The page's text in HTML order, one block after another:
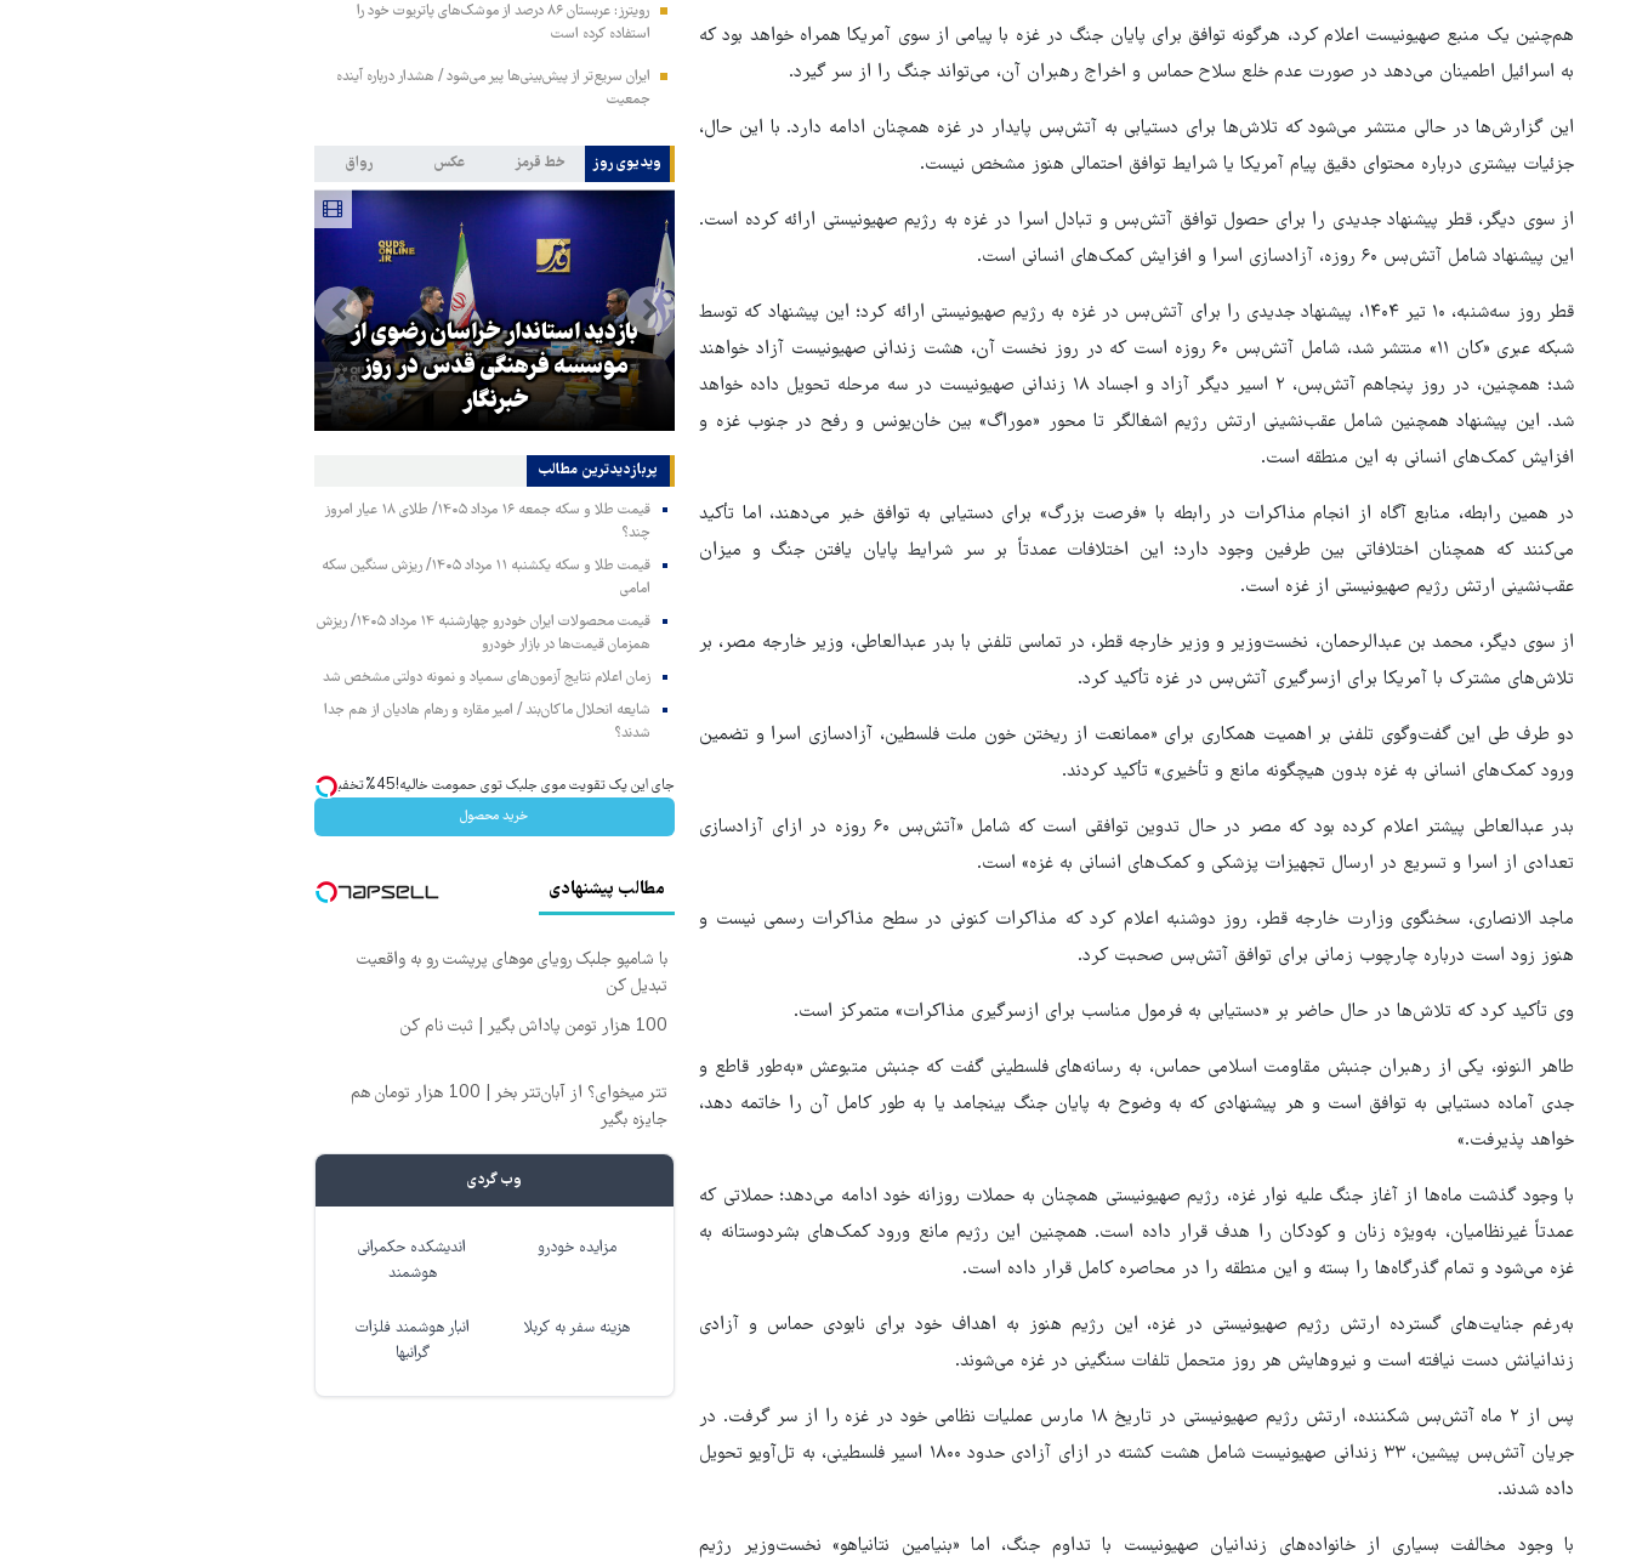
هم‌چنین یک منبع صهیونیست اعلام کرد، هرگونه توافق برای پایان جنگ در غزه با پیامی از سوی آمریکا همراه خواهد بود که
به اسرائیل اطمینان می‌دهد در صورت عدم خلع سلاح حماس و اخراج رهبران آن، می‌تواند جنگ را از سر گیرد.
این گزارش‌ها در حالی منتشر می‌شود که تلاش‌ها برای دستیابی به آتش‌بس پایدار در غزه همچنان ادامه دارد. با این حال،
جزئیات بیشتری درباره محتوای دقیق پیام آمریکا یا شرایط توافق احتمالی هنوز مشخص نیست.
از سوی دیگر، قطر پیشنهاد جدیدی را برای حصول توافق آتش‌بس و تبادل اسرا در غزه به رژیم صهیونیستی ارائه کرده است.
این پیشنهاد شامل آتش‌بس ۶۰ روزه، آزادسازی اسرا و افزایش کمک‌های انسانی است.
قطر روز سه‌شنبه، ۱۰ تیر ۱۴۰۴، پیشنهاد جدیدی را برای آتش‌بس در غزه به رژیم صهیونیستی ارائه کرد؛ این پیشنهاد که توسط
شبکه عبری «کان ۱۱» منتشر شد، شامل آتش‌بس ۶۰ روزه است که در روز نخست آن، هشت زندانی صهیونیست آزاد خواهند
شد؛ همچنین، در روز پنجاهم آتش‌بس، ۲ اسیر دیگر آزاد و اجساد ۱۸ زندانی صهیونیست در سه مرحله تحویل داده خواهد
شد. این پیشنهاد همچنین شامل عقب‌نشینی ارتش رژیم اشغالگر تا محور «موراگ» بین خان‌یونس و رفح در جنوب غزه و
افزایش کمک‌های انسانی به این منطقه است.
در همین رابطه، منابع آگاه از انجام مذاکرات در رابطه با «فرصت بزرگ» برای دستیابی به توافق خبر می‌دهند، اما تأکید
می‌کنند که همچنان اختلافاتی بین طرفین وجود دارد؛ این اختلافات عمدتاً بر سر شرایط پایان یافتن جنگ و میزان
عقب‌نشینی ارتش رژیم صهیونیستی از غزه است.
از سوی دیگر، محمد بن عبدالرحمان، نخست‌وزیر و وزیر خارجه قطر، در تماسی تلفنی با بدر عبدالعاطی، وزیر خارجه مصر، بر
تلاش‌های مشترک با آمریکا برای ازسرگیری آتش‌بس در غزه تأکید کرد.
دو طرف طی این گفت‌وگوی تلفنی بر اهمیت همکاری برای «ممانعت از ریختن خون ملت فلسطین، آزادسازی اسرا و تضمین
ورود کمک‌های انسانی به غزه بدون هیچگونه مانع و تأخیری» تأکید کردند.
بدر عبدالعاطی پیشتر اعلام کرده بود که مصر در حال تدوین توافقی است که شامل «آتش‌بس ۶۰ روزه در ازای آزادسازی
تعدادی از اسرا و تسریع در ارسال تجهیزات پزشکی و کمک‌های انسانی به غزه» است.
ماجد الانصاری، سخنگوی وزارت خارجه قطر، روز دوشنبه اعلام کرد که مذاکرات کنونی در سطح مذاکرات رسمی نیست و
هنوز زود است درباره چارچوب زمانی برای توافق آتش‌بس صحبت کرد.
وی تأکید کرد که تلاش‌ها در حال حاضر بر «دستیابی به فرمول مناسب برای ازسرگیری مذاکرات» متمرکز است.
طاهر النونو، یکی از رهبران جنبش مقاومت اسلامی حماس، به رسانه‌های فلسطینی گفت که جنبش متبوعش «به‌طور قاطع و
جدی آماده دستیابی به توافق است و هر پیشنهادی که به وضوح به پایان جنگ بینجامد یا به طور کامل آن را خاتمه دهد،
خواهد پذیرفت.»
با وجود گذشت ماه‌ها از آغاز جنگ علیه نوار غزه، رژیم صهیونیستی همچنان به حملات روزانه خود ادامه می‌دهد؛ حملاتی که
عمدتاً غیرنظامیان، به‌ویژه زنان و کودکان را هدف قرار داده است. همچنین این رژیم مانع ورود کمک‌های بشردوستانه به
غزه می‌شود و تمام گذرگاه‌ها را بسته و این منطقه را در محاصره کامل قرار داده است.
به‌رغم جنایت‌های گسترده ارتش رژیم صهیونیستی در غزه، این رژیم هنوز به اهداف خود برای نابودی حماس و آزادی
زندانیانش دست نیافته است و نیروهایش هر روز متحمل تلفات سنگینی در غزه می‌شوند.
پس از ۲ ماه آتش‌بس شکننده، ارتش رژیم صهیونیستی در تاریخ ۱۸ مارس عملیات نظامی خود در غزه را از سر گرفت. در
جریان آتش‌بس پیشین، ۳۳ زندانی صهیونیست شامل هشت کشته در ازای آزادی حدود ۱۸۰۰ اسیر فلسطینی، به تل‌آویو تحویل
داده شدند.
با وجود مخالفت بسیاری از خانواده‌های زندانیان صهیونیست با تداوم جنگ، اما «بنیامین نتانیاهو» نخست‌وزیر رژیم
رویترز: عربستان ۸۶ درصد از موشک‌های پاتریوت خود را
استفاده کرده است
ایران سریع‌تر از پیش‌بینی‌ها پیر می‌شود / هشدار درباره آینده
جمعیت
ویدیوی روز خط قرمز عکس رواق
بازگشایی تنگه هرمز منوط به
پذیرش شروط ایران از سوی آمریکا
است
پزشکیان: گفت‌وگوها آمریکا را
مجبور به همراهی کرد
بازدید استاندار خراسان رضوی از
موسسه فرهنگی قدس در روز
خبرنگار
پربازدیدترین‌ مطالب
قیمت طلا و سکه جمعه ۱۶ مرداد ۱۴۰۵/ طلای ۱۸ عیار امروز
چند؟
قیمت طلا و سکه یکشنبه ۱۱ مرداد ۱۴۰۵/ ریزش سنگین سکه
امامی
قیمت محصولات ایران خودرو چهارشنبه ۱۴ مرداد ۱۴۰۵/ ریزش
همزمان قیمت‌ها در بازار خودرو
زمان اعلام نتایج آزمون‌های سمپاد و نمونه دولتی مشخص شد
شایعه انحلال ماکان‌بند / امیر مقاره و رهام هادیان از هم جدا
شدند؟
جای این پک تقویت موی جلبک توی حمومت خالیه!45%تخفیف
خرید محصول
مطالب پیشنهادی
با شامپو جلبک رویای موهای پرپشت رو به واقعیت
تبدیل کن
100 هزار تومن پاداش بگیر | ثبت نام کن
تتر میخوای؟ از آبان‌تتر بخر | 100 هزار تومان هم
جایزه بگیر
وب گردی
مزایده خودرو
اندیشکده حکمرانی
هوشمند
هزینه سفر به کربلا
انبار هوشمند فلزات
گرانبها